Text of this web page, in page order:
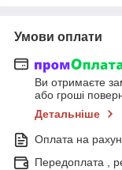
Умови оплати
Ви отримаєте
або гроші
Детальніше
Оплата на
Передоплата ,